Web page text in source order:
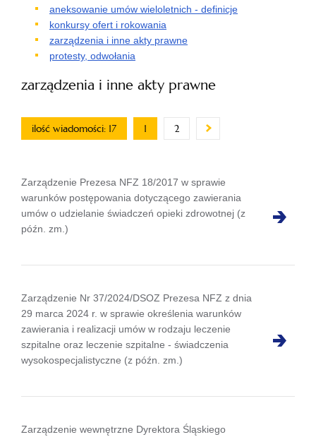
aneksowanie umów wieloletnich - definicje
konkursy ofert i rokowania
zarządzenia i inne akty prawne
protesty, odwołania
zarządzenia i inne akty prawne
ilość wiadomości: 17 1 2
Zarządzenie Prezesa NFZ 18/2017 w sprawie
warunków postępowania dotyczącego zawierania
umów o udzielanie świadczeń opieki zdrowotnej (z
późn. zm.)
Zarządzenie Nr 37/2024/DSOZ Prezesa NFZ z dnia
29 marca 2024 r. w sprawie określenia warunków
zawierania i realizacji umów w rodzaju leczenie
szpitalne oraz leczenie szpitalne - świadczenia
wysokospecjalistyczne (z późn. zm.)
Zarządzenie wewnętrzne Dyrektora Śląskiego